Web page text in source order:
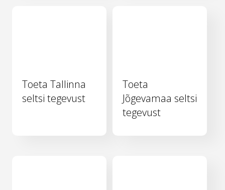
Toeta Tallinna
seltsi tegevust
Toeta
Jõgevamaa seltsi
tegevust